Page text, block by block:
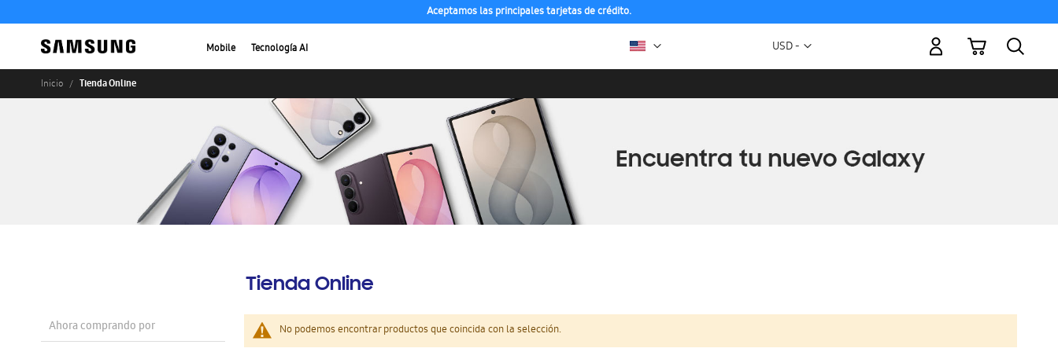
Aceptamos las principales tarjetas de crédito.
Mobile Tecnología AI Moneda
USD -
Mi carrito
Inicio Tienda Online
Tienda Online
No podemos encontrar productos que coincida con la selección.
Ahora comprando por